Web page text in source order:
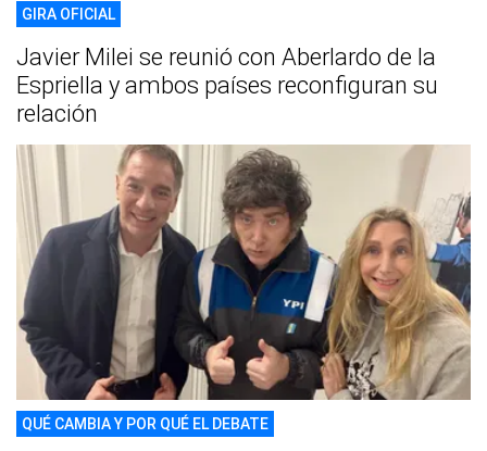
GIRA OFICIAL
Javier Milei se reunió con Aberlardo de la
Espriella y ambos países reconfiguran su
relación
QUÉ CAMBIA Y POR QUÉ EL DEBATE